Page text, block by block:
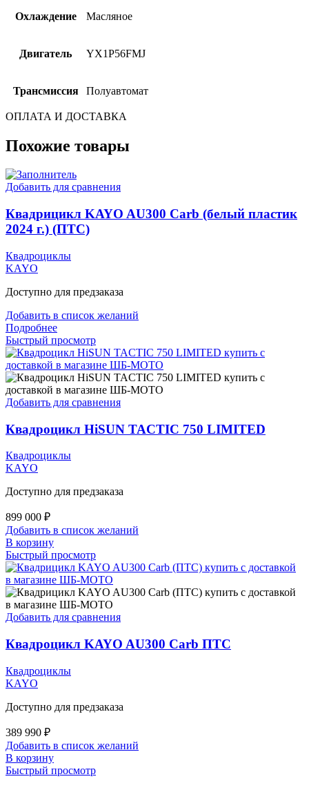
Охлаждение Масляное
Двигатель YX1P56FMJ
Трансмиссия Полуавтомат
ОПЛАТА И ДОСТАВКА
Похожие товары
Добавить для сравнения
Квадрицикл KAYO AU300 Carb (белый пластик
2024 г.) (ПТС)
Квадроциклы
KAYO
Доступно для предзаказа
Добавить в список желаний
Подробнее
Быстрый просмотр
Добавить для сравнения
Квадроцикл HiSUN TACTIC 750 LIMITED
Квадроциклы
KAYO
Доступно для предзаказа
899 000 ₽
Добавить в список желаний
В корзину
Быстрый просмотр
Добавить для сравнения
Квадроцикл KAYO AU300 Carb ПТС
Квадроциклы
KAYO
Доступно для предзаказа
389 990 ₽
Добавить в список желаний
В корзину
Быстрый просмотр